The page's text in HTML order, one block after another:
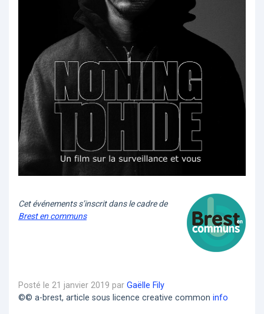
Cet événements s’inscrit dans le cadre de
Brest en communs
Posté le 21 janvier 2019 par Gaëlle Fily
©© a-brest, article sous licence creative common info